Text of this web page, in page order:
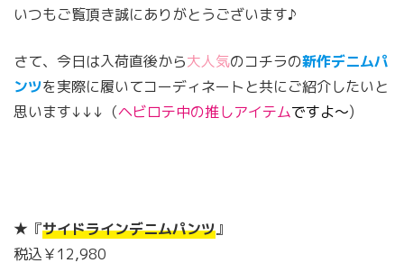
いつもご覧頂き誠にありがとうございます♪
さて、今日は入荷直後から大人気のコチラの新作デニムパ
ンツを実際に履いてコーディネートと共にご紹介したいと
思います↓↓↓（ヘビロテ中の推しアイテムですよ〜)
★『サイドラインデニムパンツ』
税込￥12,980